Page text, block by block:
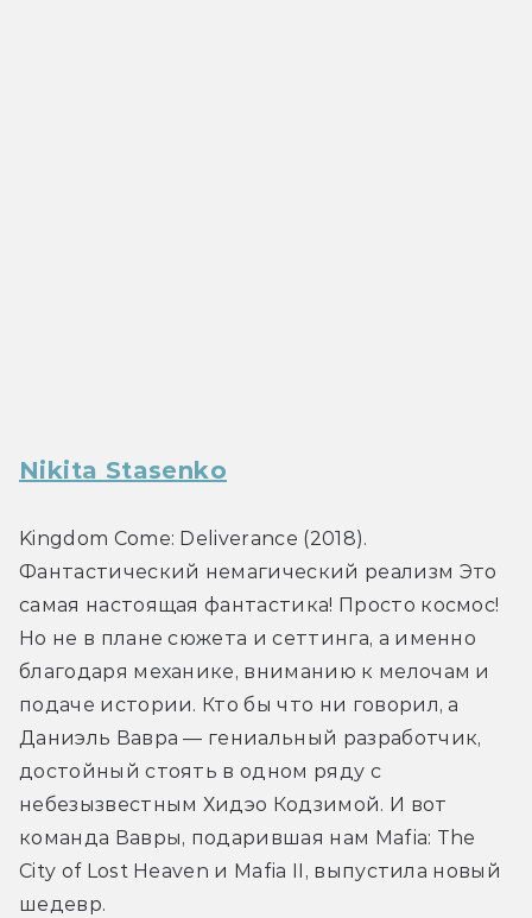
Nikita Stasenko
Kingdom Come: Deliverance (2018).
Фантастический немагический реализм Это
самая настоящая фантастика! Просто космос!
Но не в плане сюжета и сеттинга, а именно
благодаря механике, вниманию к мелочам и
подаче истории. Кто бы что ни говорил, а
Даниэль Вавра — гениальный разработчик,
достойный стоять в одном ряду с
небезызвестным Хидэо Кодзимой. И вот
команда Вавры, подарившая нам Mafia: The
City of Lost Heaven и Mafia II, выпустила новый
шедевр.